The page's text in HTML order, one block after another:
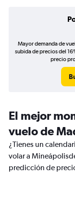
Mayor demanda de
subida de precios del
precio
El mejor
vuelo de
¿Tienes un
volar a
predicción de